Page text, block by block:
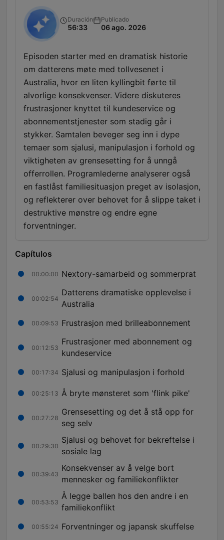
Duración
56:33
Publicado
06 ago. 2026
Episoden starter med en dramatisk historie
om datterens møte med tollvesenet i
Australia, hvor en liten kyllingbit førte til
alvorlige konsekvenser. Videre diskuteres
frustrasjoner knyttet til kundeservice og
abonnementstjenester som stadig går i
stykker. Samtalen beveger seg inn i dype
temaer som sjalusi, manipulasjon i forhold og
viktigheten av grensesetting for å unngå
offerrollen. Programlederne analyserer også
en fastlåst familiesituasjon preget av isolasjon,
og reflekterer over behovet for å slippe taket i
destruktive mønstre og endre egne
forventninger.
Capítulos
00:00:00 Nextory-samarbeid og sommerprat
00:02:54
Datterens dramatiske opplevelse i
Australia
00:09:53 Frustrasjon med brilleabonnement
00:12:53
Frustrasjoner med abonnement og
kundeservice
00:17:34 Sjalusi og manipulasjon i forhold
00:25:13 Å bryte mønsteret som 'flink pike'
00:27:28
Grensesetting og det å stå opp for
seg selv
00:29:30
Sjalusi og behovet for bekreftelse i
sosiale lag
00:39:43
Konsekvenser av å velge bort
mennesker og familiekonflikter
00:53:53
Å legge ballen hos den andre i en
familiekonflikt
00:55:24 Forventninger og japansk skuffelse